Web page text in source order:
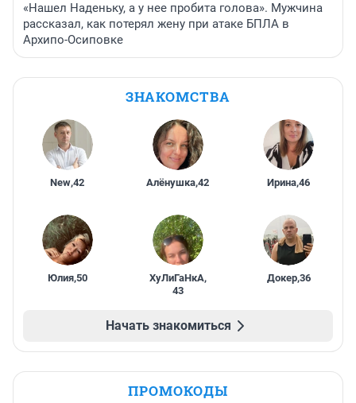
«Нашел Наденьку, а у нее пробита голова». Мужчина
рассказал, как потерял жену при атаке БПЛА в
Архипо-Осиповке
ЗНАКОМСТВА
New,42 Алёнушка,42 Ирина,46
Юлия,50 ХуЛиГаНкА,
43
Докер,36
Начать знакомиться
ПРОМОКОДЫ